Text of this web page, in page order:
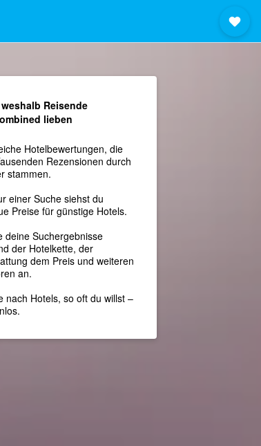
Reisende
lieben
Hotelbewertungen, die
Rezensionen durch
stammen.
einer Suche siehst du
Preise für günstige Hotels.
deine Suchergebnisse
der Hotelkette, der
dem Preis und weiteren
an.
nach Hotels, so oft du willst –